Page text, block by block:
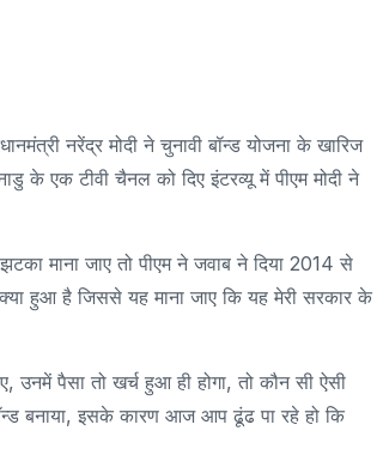
नरेंद्र मोदी ने चुनावी बॉन्ड योजना के खारिज
के एक टीवी चैनल को दिए इंटरव्यू में पीएम मोदी ने
माना जाए तो पीएम ने जवाब ने दिया 2014 से
हुआ है जिससे यह माना जाए कि यह मेरी सरकार के
उनमें पैसा तो खर्च हुआ ही होगा, तो कौन सी ऐसी
बनाया, इसके कारण आज आप ढूंढ पा रहे हो कि